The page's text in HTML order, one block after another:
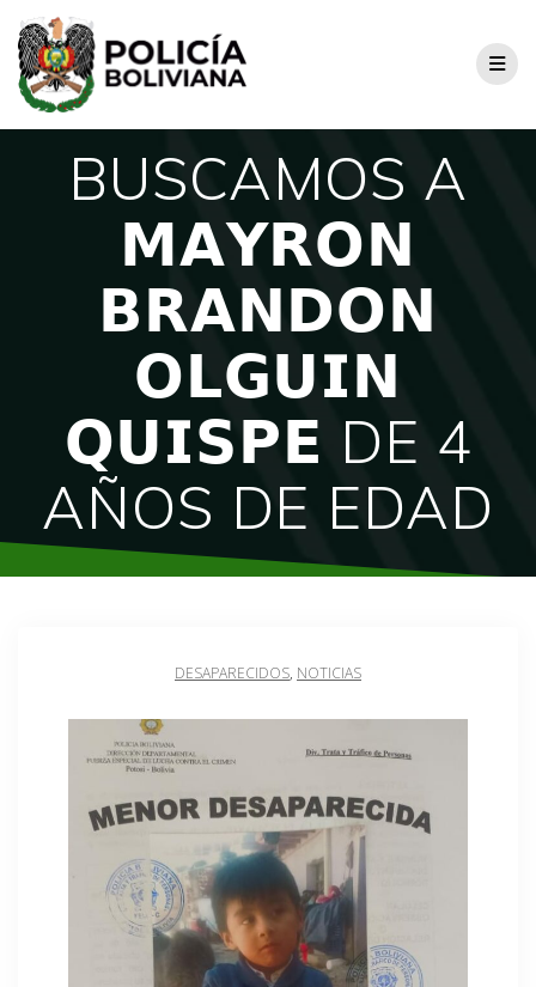
BUSCAMOS A
𝗠𝗔𝗬𝗥𝗢𝗡
𝗕𝗥𝗔𝗡𝗗𝗢𝗡
𝗢𝗟𝗚𝗨𝗜𝗡
𝗤𝗨𝗜𝗦𝗣𝗘 DE 4
AÑOS DE EDAD
DESAPARECIDOS, NOTICIAS